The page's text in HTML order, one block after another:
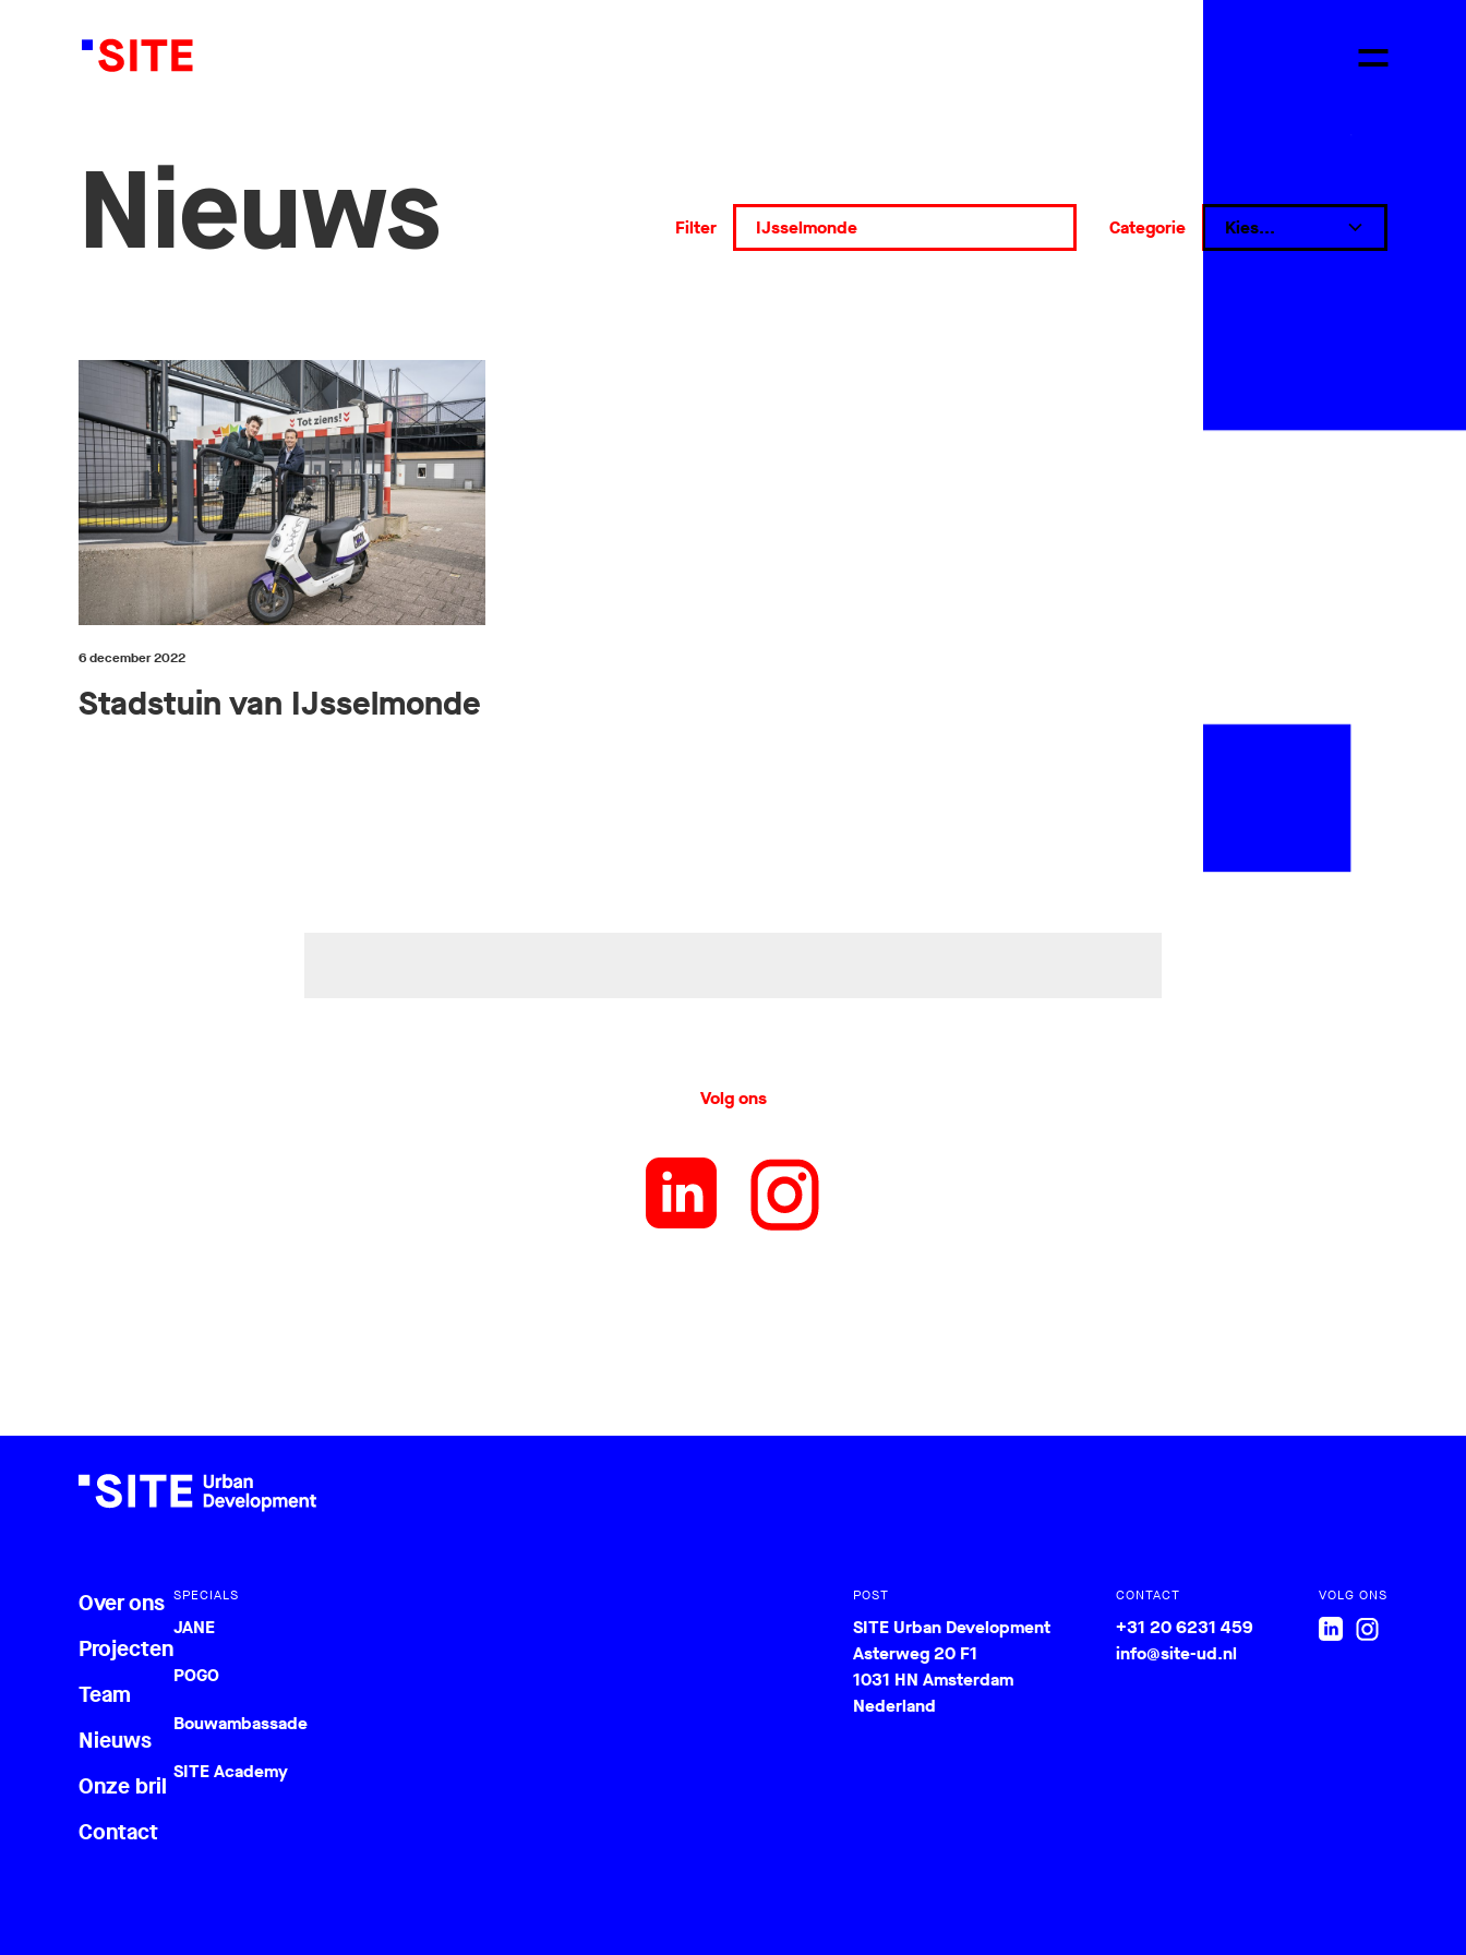
Nieuws Filter Categorie
6 december 2022
Stadstuin van IJsselmonde
Volg ons
Over ons
Projecten
Team
Nieuws
Onze bril
Contact
SPECIALS
JANE
POGO
Bouwambassade
SITE Academy
POST
SITE Urban Development
Asterweg 20 F1
1031 HN Amsterdam
Nederland
CONTACT
+31 20 6231 459
info@site-ud.nl
VOLG ONS